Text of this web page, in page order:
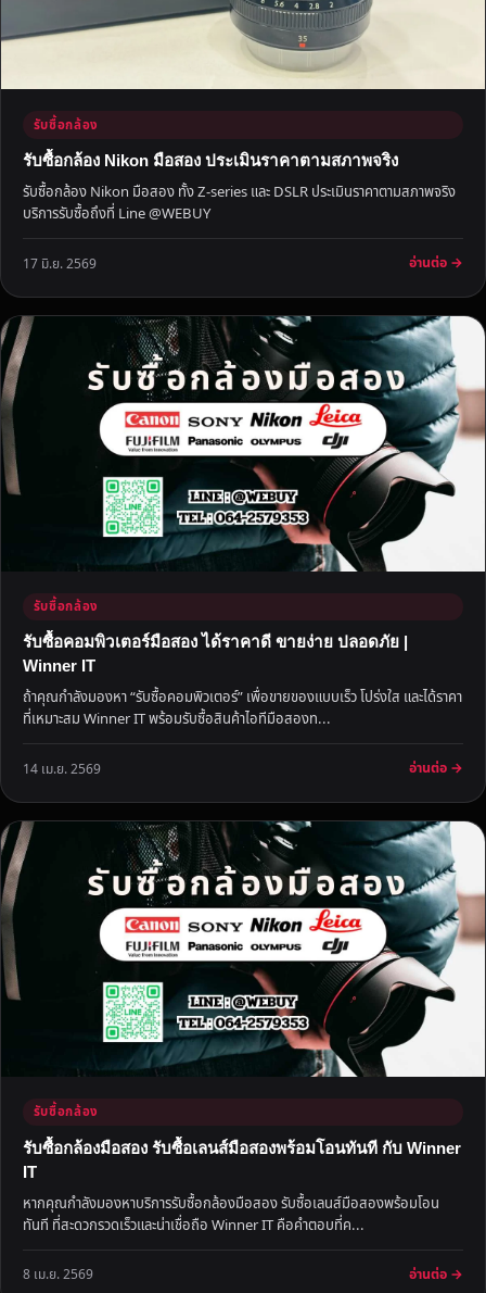
N
J
I
I
รับซื้อกล้อง
รับซื้อกล้อง Nikon มือสอง ประเมินราคาตามสภาพจริง
รับซื้อกล้อง Nikon มือสอง ทั้ง Z-series และ DSLR ประเมินราคาตามสภาพจริง
บริการรับซื้อถึงที่ Line @WEBUY
17 มิ.ย. 2569 อ่านต่อ →
รับซื้อกล้อง
รับซื้อคอมพิวเตอร์มือสอง ได้ราคาดี ขายง่าย ปลอดภัย |
Winner IT
ถ้าคุณกำลังมองหา “รับซื้อคอมพิวเตอร์” เพื่อขายของแบบเร็ว โปร่งใส และได้ราคา
ที่เหมาะสม Winner IT พร้อมรับซื้อสินค้าไอทีมือสองท...
14 เม.ย. 2569 อ่านต่อ →
รับซื้อกล้อง
รับซื้อกล้องมือสอง รับซื้อเลนส์มือสองพร้อมโอนทันที กับ Winner
IT
หากคุณกำลังมองหาบริการรับซื้อกล้องมือสอง รับซื้อเลนส์มือสองพร้อมโอน
ทันที ที่สะดวกรวดเร็วและน่าเชื่อถือ Winner IT คือคำตอบที่ค...
8 เม.ย. 2569 อ่านต่อ →